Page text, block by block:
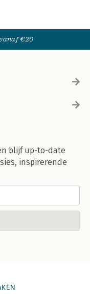
€20
blijf up-to-date
inspirerende